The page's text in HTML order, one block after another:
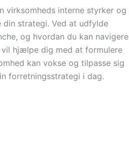
virksomheds interne styrker og
din strategi. Ved at udfylde
og hvordan du kan navigere
hjælpe dig med at formulere
kan vokse og tilpasse sig
forretningsstrategi i dag.